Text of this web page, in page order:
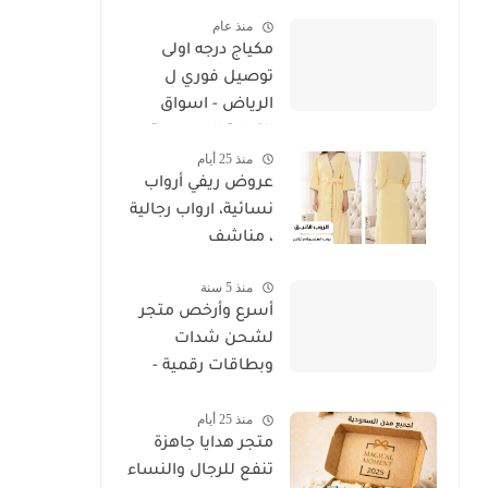
وحسم
منذ عام
مكياج درجه اولى
توصيل فوري ل
الرياض - اسواق
منذ 25 أيام
عروض ريفي أرواب
نسائية، ارواب رجالية
، مناشف
منذ 5 سنة
أسرع وأرخص متجر
لشحن شدات
وبطاقات رقمية -
السعودية
منذ 25 أيام
متجر هدايا جاهزة
تنفع للرجال والنساء